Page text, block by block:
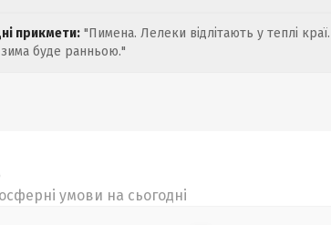
прикмети: "Пимена. Лелеки відлітають у теплі
буде ранньою."
умови на сьогодні